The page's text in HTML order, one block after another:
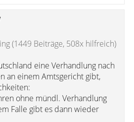
(1449 Beiträge, 508x hilfreich)
eine Verhandlung nach
an einem Amtsgericht gibt,
ohne mündl. Verhandlung
Falle gibt es dann wieder